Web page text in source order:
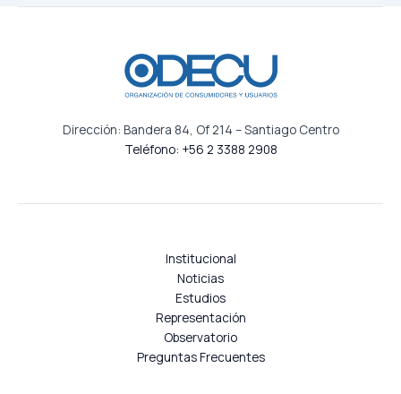
Dirección: Bandera 84, Of 214 – Santiago Centro
Teléfono: +56 2 3388 2908
Institucional
Noticias
Estudios
Representación
Observatorio
Preguntas Frecuentes